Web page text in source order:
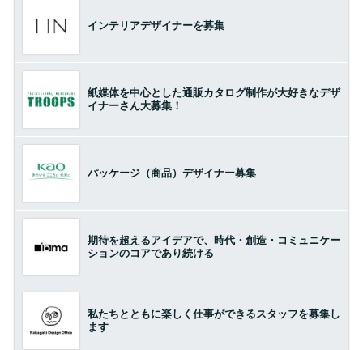
インテリアデザイナーを募集
紙媒体を中心とした通販カタログ制作が大好きなデザ
イナーさん大募集！
パッケージ（商品）デザイナー募集
期待を超えるアイデアで、時代・創造・コミュニケー
ションのコアであり続ける
私たちとともに楽しく仕事ができるスタッフを募集し
ます